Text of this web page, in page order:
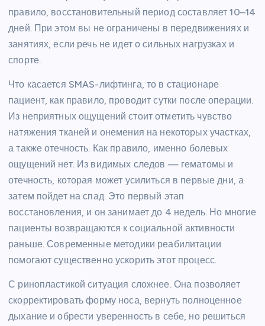
правило, восстановительный период составляет 10–14
дней. При этом вы не ограничены в передвижениях и
занятиях, если речь не идет о сильных нагрузках и
спорте.
Что касается SMAS-лифтинга, то в стационаре
пациент, как правило, проводит сутки после операции.
Из неприятных ощущений стоит отметить чувство
натяжения тканей и онемения на некоторых участках,
а также отечность. Как правило, именно болевых
ощущений нет. Из видимых следов — гематомы и
отечность, которая может усилиться в первые дни, а
затем пойдет на спад. Это первый этап
восстановления, и он занимает до 4 недель. Но многие
пациенты возвращаются к социальной активности
раньше. Современные методики реабилитации
помогают существенно ускорить этот процесс.
С ринопластикой ситуация сложнее. Она позволяет
скорректировать форму носа, вернуть полноценное
дыхание и обрести уверенность в себе, но решиться